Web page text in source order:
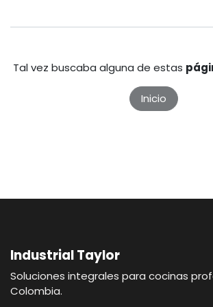
Tal vez buscaba alguna de estas
Inicio
Industrial Taylor
Soluciones integrales para cocinas
Colombia.